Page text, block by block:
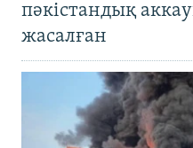
пәкістандық
жасалған